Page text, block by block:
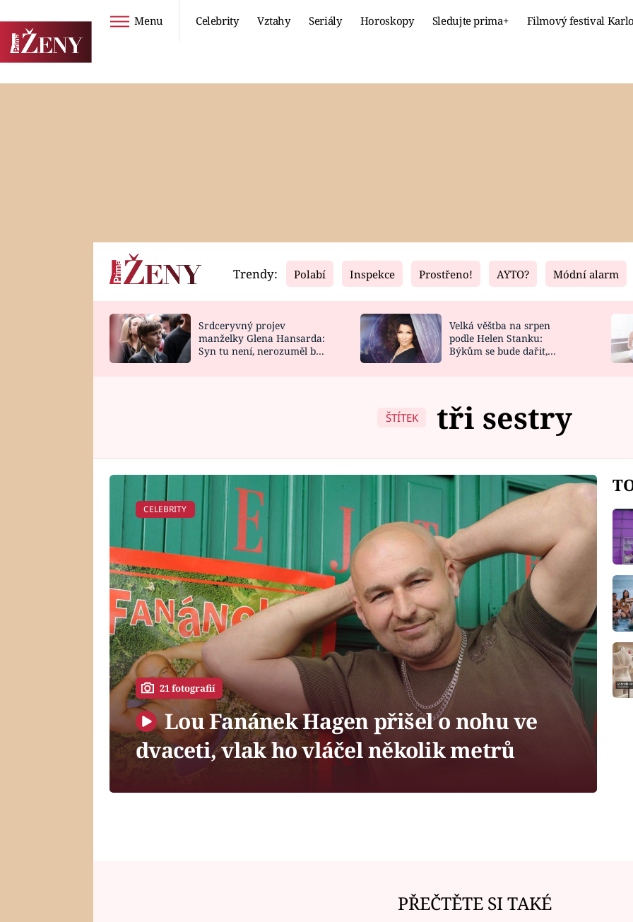
Menu Celebrity Vztahy Seriály Horoskopy Sledujte prima+ Filmový festival
Horoskopy
HOROSKOP NA
Video
CELEBRITY
VAŘENÍ
Fresh
NOVINKY
VIDEORECEPTY
Living
DESIGN
Trendy: Polabí Inspekce Prostřeno! AYTO? Módní alarm
Srdceryvný projev
manželky Glena Hansarda:
Syn tu není, nerozuměl by
Velká věštba na srpen
podle Helen Stanku:
Býkům se bude dařit,
ŠTÍTEK tři sestry
CELEBRITY
21 fotografií
Lou Fanánek Hagen přišel o nohu ve
dvaceti, vlak ho vláčel několik metrů
PŘEČTĚTE SI TAKÉ